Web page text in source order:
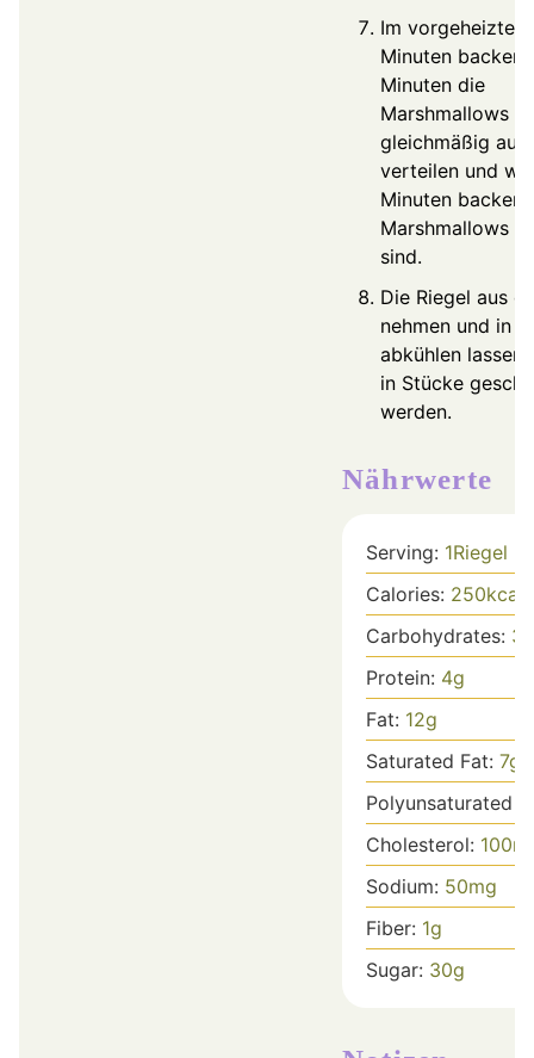
Im vorgeheizten
Minuten
Minuten die
Marshmallows
gleichmäßig auf
verteilen und
Minuten
Marshmallows
sind.
Die Riegel aus
nehmen und in
abkühlen
in Stücke
werden.
Nährwerte
Serving: 1Riegel
Calories: 250kcal
Carbohydrates: 30
Protein: 4g
Fat: 12g
Saturated Fat: 7g
Polyunsaturated
Cholesterol: 100
Sodium: 50mg
Fiber: 1g
Sugar: 30g